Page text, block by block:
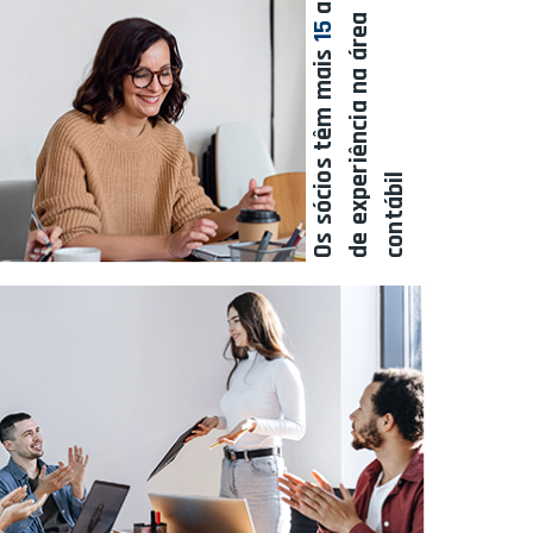
Os sócios têm mais
15 al